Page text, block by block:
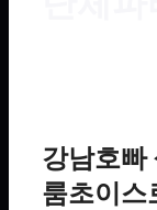
강남호빠
룸초이스